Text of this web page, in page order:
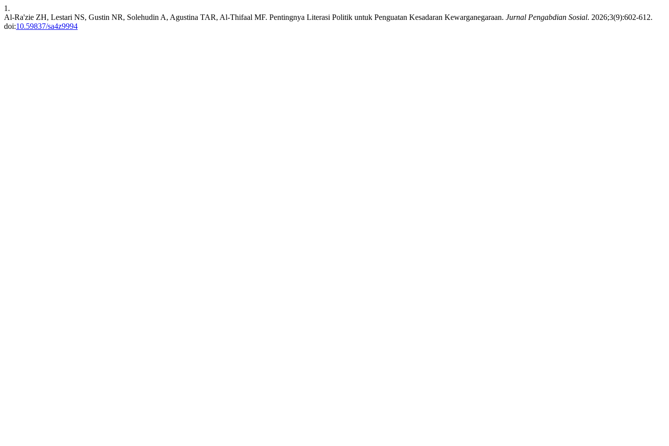
1.
Al-Ra'zie ZH, Lestari NS, Gustin NR, Solehudin A, Agustina TAR, Al-Thifaal MF. Pentingnya Literasi Politik untuk Penguatan Kesadaran Kewarganegaraan. Jurnal Pengabdian Sosial. 2026;3(9):602-612.
doi:10.59837/sa4z9994